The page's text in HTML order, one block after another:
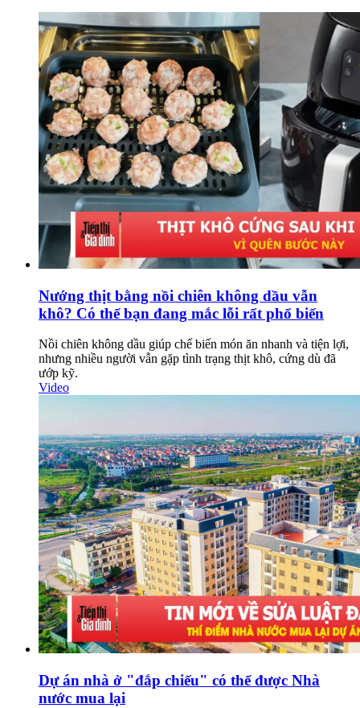
Nướng thịt bằng nồi chiên không dầu vẫn
khô? Có thể bạn đang mắc lỗi rất phổ biến
Nồi chiên không dầu giúp chế biến món ăn nhanh và tiện lợi,
nhưng nhiều người vẫn gặp tình trạng thịt khô, cứng dù đã
ướp kỹ.
Video
Dự án nhà ở "đắp chiếu" có thể được Nhà
nước mua lại